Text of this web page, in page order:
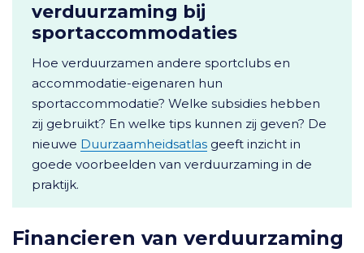
verduurzaming bij
sportaccommodaties
Hoe verduurzamen andere sportclubs en
accommodatie-eigenaren hun
sportaccommodatie? Welke subsidies hebben
zij gebruikt? En welke tips kunnen zij geven? De
nieuwe Duurzaamheidsatlas geeft inzicht in
goede voorbeelden van verduurzaming in de
praktijk.
Financieren van verduurzaming